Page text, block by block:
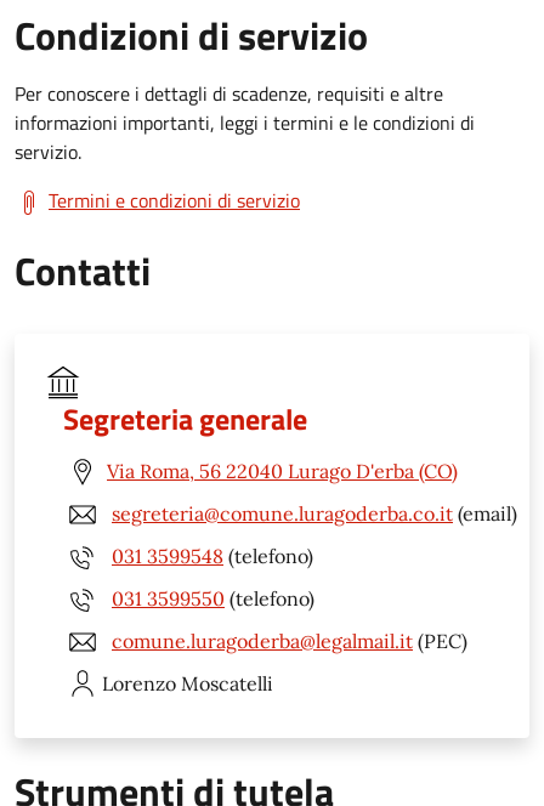
Condizioni di servizio
Per conoscere i dettagli di scadenze, requisiti e altre
informazioni importanti, leggi i termini e le condizioni di
servizio.
Termini e condizioni di servizio
Contatti
Segreteria generale
Via Roma, 56 22040 Lurago D'erba (CO)
segreteria@comune.luragoderba.co.it (email)
031 3599548 (telefono)
031 3599550 (telefono)
comune.luragoderba@legalmail.it (PEC)
Lorenzo Moscatelli
Strumenti di tutela